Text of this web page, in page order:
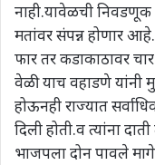
नाही.यावेळची निवडणूक
मतांवर संपन्न होणार
फार तर कडाकाठावर
वेळी याच वहाडणे यांनी
होऊनही राज्यात
दिली होती.व त्यांना
भाजपला दोन पावले